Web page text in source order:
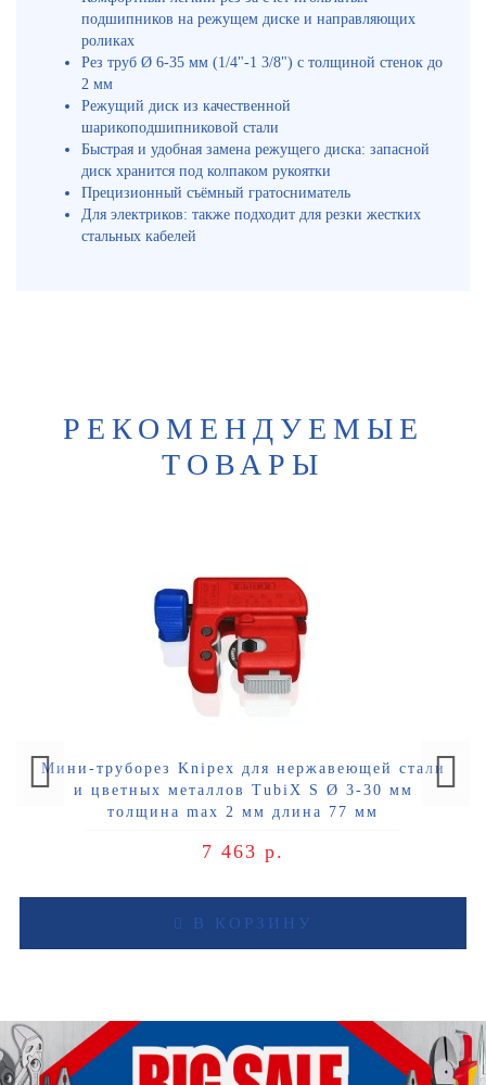
подшипников на режущем диске и направляющих
роликах
Рез труб Ø 6-35 мм (1/4"-1 3/8") с толщиной стенок до
2 мм
Режущий диск из качественной
шарикоподшипниковой стали
Быстрая и удобная замена режущего диска: запасной
диск хранится под колпаком рукоятки
Прецизионный съёмный гратосниматель
Для электриков: также подходит для резки жестких
стальных кабелей
РЕКОМЕНДУЕМЫЕ
ТОВАРЫ
Мини-труборез Knipex для нержавеющей стали
и цветных металлов TubiX S Ø 3-30 мм
толщина max 2 мм длина 77 мм
7 463 р.
В КОРЗИНУ